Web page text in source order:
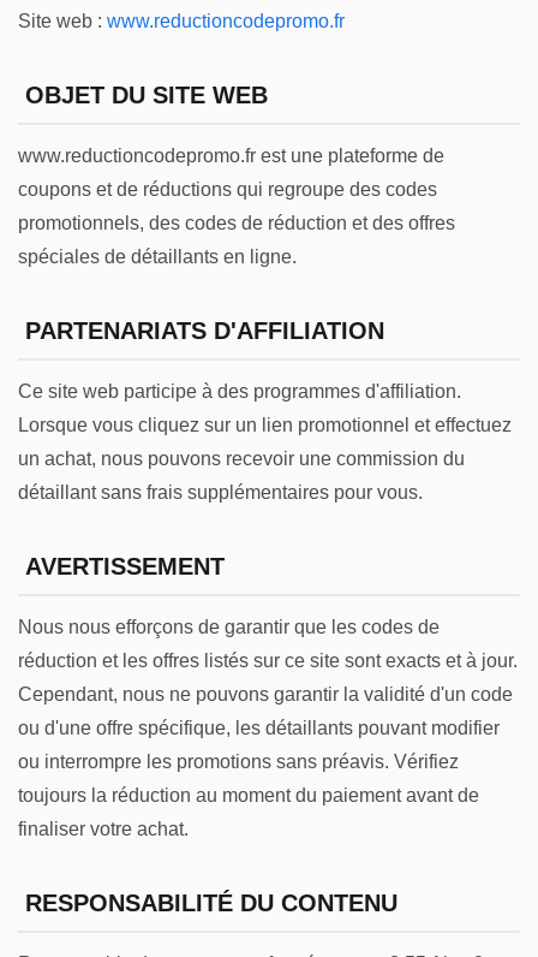
Site web : www.reductioncodepromo.fr
OBJET DU SITE WEB
www.reductioncodepromo.fr est une plateforme de
coupons et de réductions qui regroupe des codes
promotionnels, des codes de réduction et des offres
spéciales de détaillants en ligne.
PARTENARIATS D'AFFILIATION
Ce site web participe à des programmes d'affiliation.
Lorsque vous cliquez sur un lien promotionnel et effectuez
un achat, nous pouvons recevoir une commission du
détaillant sans frais supplémentaires pour vous.
AVERTISSEMENT
Nous nous efforçons de garantir que les codes de
réduction et les offres listés sur ce site sont exacts et à jour.
Cependant, nous ne pouvons garantir la validité d'un code
ou d'une offre spécifique, les détaillants pouvant modifier
ou interrompre les promotions sans préavis. Vérifiez
toujours la réduction au moment du paiement avant de
finaliser votre achat.
RESPONSABILITÉ DU CONTENU